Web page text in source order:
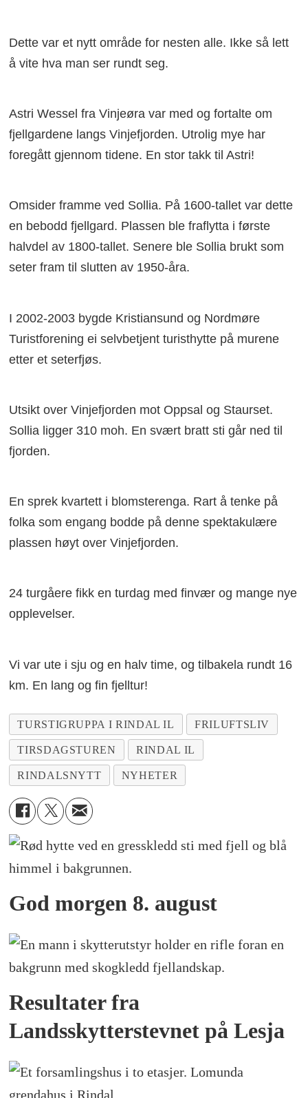
Dette var et nytt område for nesten alle. Ikke så lett
å vite hva man ser rundt seg.
Astri Wessel fra Vinjeøra var med og fortalte om
fjellgardene langs Vinjefjorden. Utrolig mye har
foregått gjennom tidene. En stor takk til Astri!
Omsider framme ved Sollia. På 1600-tallet var dette
en bebodd fjellgard. Plassen ble fraflytta i første
halvdel av 1800-tallet. Senere ble Sollia brukt som
seter fram til slutten av 1950-åra.
I 2002-2003 bygde Kristiansund og Nordmøre
Turistforening ei selvbetjent turisthytte på murene
etter et seterfjøs.
Utsikt over Vinjefjorden mot Oppsal og Staurset.
Sollia ligger 310 moh. En svært bratt sti går ned til
fjorden.
En sprek kvartett i blomsterenga. Rart å tenke på
folka som engang bodde på denne spektakulære
plassen høyt over Vinjefjorden.
24 turgåere fikk en turdag med finvær og mange nye
opplevelser.
Vi var ute i sju og en halv time, og tilbakela rundt 16
km. En lang og fin fjelltur!
TURSTIGRUPPA I RINDAL IL FRILUFTSLIV
TIRSDAGSTUREN RINDAL IL
RINDALSNYTT NYHETER
God morgen 8. august
Resultater fra
Landsskytterstevnet på Lesja